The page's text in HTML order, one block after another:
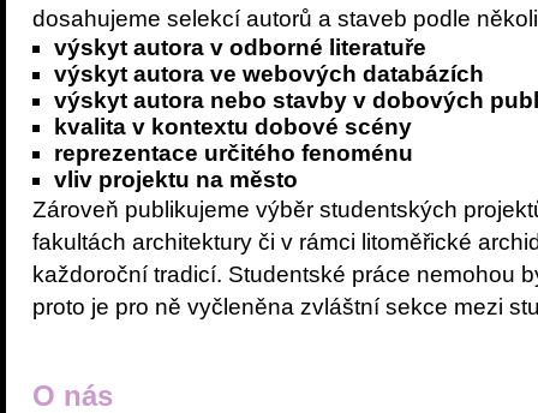
dosahujeme selekcí autorů a staveb podle
výskyt autora v odborné literatuře
výskyt autora ve webových databázích
výskyt autora nebo stavby v dobových
kvalita v kontextu dobové scény
reprezentace určitého fenoménu
vliv projektu na město
Zároveň publikujeme výběr studentských
fakultách architektury či v rámci litoměřické
každoroční tradicí. Studentské práce nemohou
proto je pro ně vyčleněna zvláštní sekce mezi
O nás